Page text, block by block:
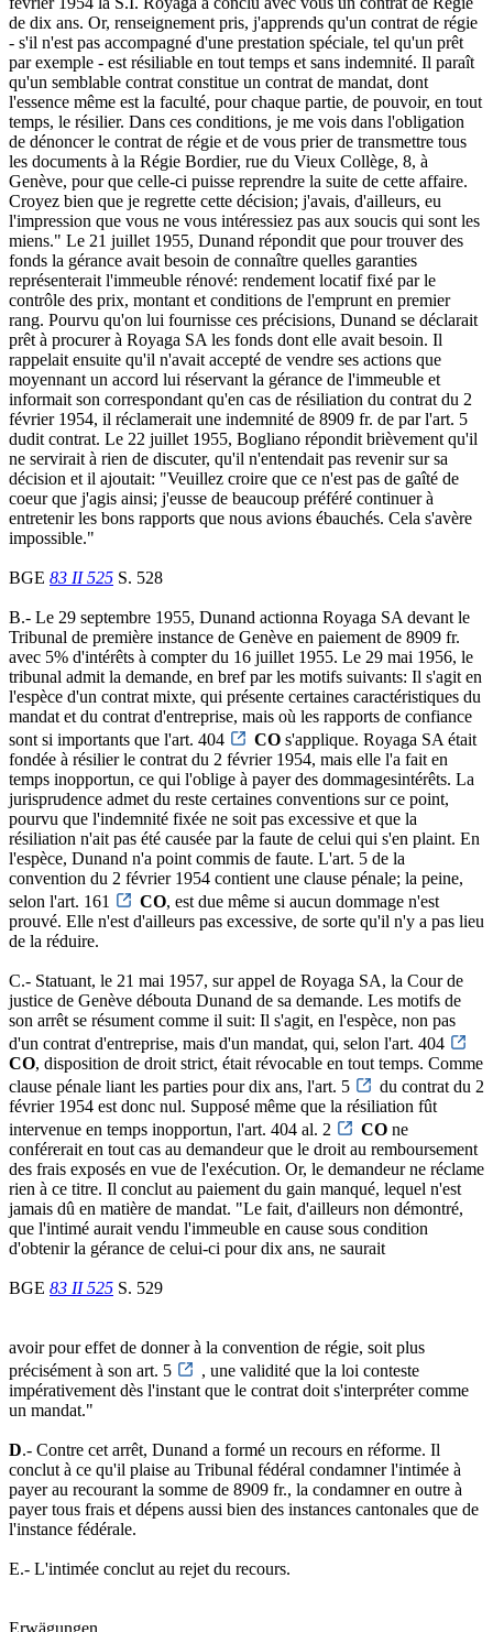
de dix ans. Or, renseignement pris, j'apprends qu'un contrat de régie
- s'il n'est pas accompagné d'une prestation spéciale, tel qu'un prêt
par exemple - est résiliable en tout temps et sans indemnité. Il paraît
qu'un semblable contrat constitue un contrat de mandat, dont
l'essence même est la faculté, pour chaque partie, de pouvoir, en tout
temps, le résilier. Dans ces conditions, je me vois dans l'obligation
de dénoncer le contrat de régie et de vous prier de transmettre tous
les documents à la Régie Bordier, rue du Vieux Collège, 8, à
Genève, pour que celle-ci puisse reprendre la suite de cette affaire.
Croyez bien que je regrette cette décision; j'avais, d'ailleurs, eu
l'impression que vous ne vous intéressiez pas aux soucis qui sont les
miens." Le 21 juillet 1955, Dunand répondit que pour trouver des
fonds la gérance avait besoin de connaître quelles garanties
représenterait l'immeuble rénové: rendement locatif fixé par le
contrôle des prix, montant et conditions de l'emprunt en premier
rang. Pourvu qu'on lui fournisse ces précisions, Dunand se déclarait
prêt à procurer à Royaga SA les fonds dont elle avait besoin. Il
rappelait ensuite qu'il n'avait accepté de vendre ses actions que
moyennant un accord lui réservant la gérance de l'immeuble et
informait son correspondant qu'en cas de résiliation du contrat du 2
février 1954, il réclamerait une indemnité de 8909 fr. de par l'art. 5
dudit contrat. Le 22 juillet 1955, Bogliano répondit brièvement qu'il
ne servirait à rien de discuter, qu'il n'entendait pas revenir sur sa
décision et il ajoutait: "Veuillez croire que ce n'est pas de gaîté de
coeur que j'agis ainsi; j'eusse de beaucoup préféré continuer à
entretenir les bons rapports que nous avions ébauchés. Cela s'avère
impossible."
BGE 83 II 525 S. 528
B.- Le 29 septembre 1955, Dunand actionna Royaga SA devant le
Tribunal de première instance de Genève en paiement de 8909 fr.
avec 5% d'intérêts à compter du 16 juillet 1955. Le 29 mai 1956, le
tribunal admit la demande, en bref par les motifs suivants: Il s'agit en
l'espèce d'un contrat mixte, qui présente certaines caractéristiques du
mandat et du contrat d'entreprise, mais où les rapports de confiance
sont si importants que l'art. 404
CO s'applique. Royaga SA était
fondée à résilier le contrat du 2 février 1954, mais elle l'a fait en
temps inopportun, ce qui l'oblige à payer des dommagesintérêts. La
jurisprudence admet du reste certaines conventions sur ce point,
pourvu que l'indemnité fixée ne soit pas excessive et que la
résiliation n'ait pas été causée par la faute de celui qui s'en plaint. En
l'espèce, Dunand n'a point commis de faute. L'art. 5 de la
convention du 2 février 1954 contient une clause pénale; la peine,
selon l'art. 161
CO, est due même si aucun dommage n'est
prouvé. Elle n'est d'ailleurs pas excessive, de sorte qu'il n'y a pas lieu
de la réduire.
C.- Statuant, le 21 mai 1957, sur appel de Royaga SA, la Cour de
justice de Genève débouta Dunand de sa demande. Les motifs de
son arrêt se résument comme il suit: Il s'agit, en l'espèce, non pas
d'un contrat d'entreprise, mais d'un mandat, qui, selon l'art. 404
CO, disposition de droit strict, était révocable en tout temps. Comme
clause pénale liant les parties pour dix ans, l'art. 5
du contrat du 2
février 1954 est donc nul. Supposé même que la résiliation fût
intervenue en temps inopportun, l'art. 404 al. 2
CO ne
conférerait en tout cas au demandeur que le droit au remboursement
des frais exposés en vue de l'exécution. Or, le demandeur ne réclame
rien à ce titre. Il conclut au paiement du gain manqué, lequel n'est
jamais dû en matière de mandat. "Le fait, d'ailleurs non démontré,
que l'intimé aurait vendu l'immeuble en cause sous condition
d'obtenir la gérance de celui-ci pour dix ans, ne saurait
BGE 83 II 525 S. 529
avoir pour effet de donner à la convention de régie, soit plus
précisément à son art. 5
, une validité que la loi conteste
impérativement dès l'instant que le contrat doit s'interpréter comme
un mandat."
D.- Contre cet arrêt, Dunand a formé un recours en réforme. Il
conclut à ce qu'il plaise au Tribunal fédéral condamner l'intimée à
payer au recourant la somme de 8909 fr., la condamner en outre à
payer tous frais et dépens aussi bien des instances cantonales que de
l'instance fédérale.
E.- L'intimée conclut au rejet du recours.
Erwägungen